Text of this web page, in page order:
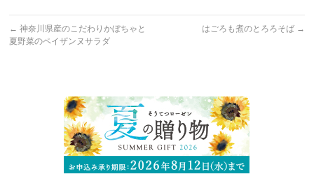
← 神奈川県産のこだわりかぼちゃと
夏野菜のペイザンヌサラダ
はごろも煮のとろろそば →